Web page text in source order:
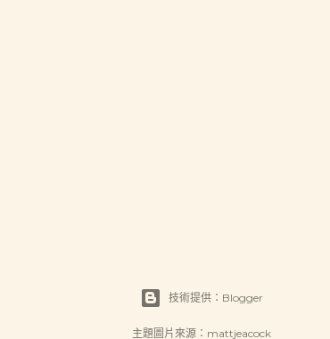
技術提供：Blogger
主題圖片來源： mattjeacock